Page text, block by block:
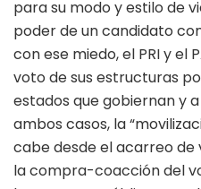
para su modo y estilo de
poder de un candidato
con ese miedo, el PRI y el
voto de sus estructuras
estados que gobiernan y
ambos casos, la
cabe desde el acarreo de
la compra-coacción del